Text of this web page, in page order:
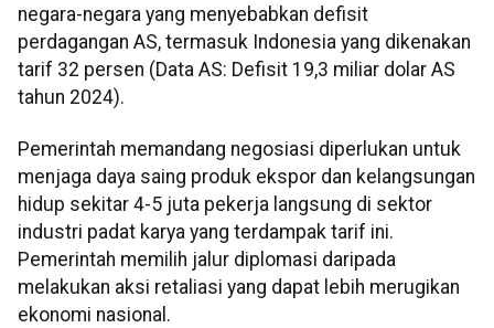
negara-negara yang menyebabkan defisit
perdagangan AS, termasuk Indonesia yang dikenakan
tarif 32 persen (Data AS: Defisit 19,3 miliar dolar AS
tahun 2024).
Pemerintah memandang negosiasi diperlukan untuk
menjaga daya saing produk ekspor dan kelangsungan
hidup sekitar 4-5 juta pekerja langsung di sektor
industri padat karya yang terdampak tarif ini.
Pemerintah memilih jalur diplomasi daripada
melakukan aksi retaliasi yang dapat lebih merugikan
ekonomi nasional.